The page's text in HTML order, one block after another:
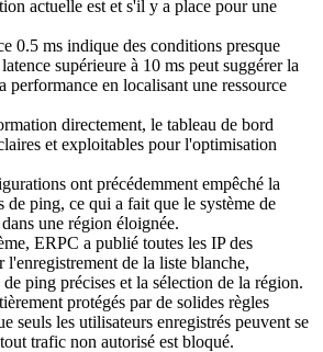
actuelle est et s'il y a place pour une
0.5 ms indique des conditions presque
supérieure à 10 ms peut suggérer la
performance en localisant une ressource
directement, le tableau de bord
et exploitables pour l'optimisation
ont précédemment empêché la
de ping, ce qui a fait que le système de
une région éloignée.
ERPC a publié toutes les IP des
l'enregistrement de la liste blanche,
de ping précises et la sélection de la région.
protégés par de solides règles
seuls les utilisateurs enregistrés peuvent se
trafic non autorisé est bloqué.